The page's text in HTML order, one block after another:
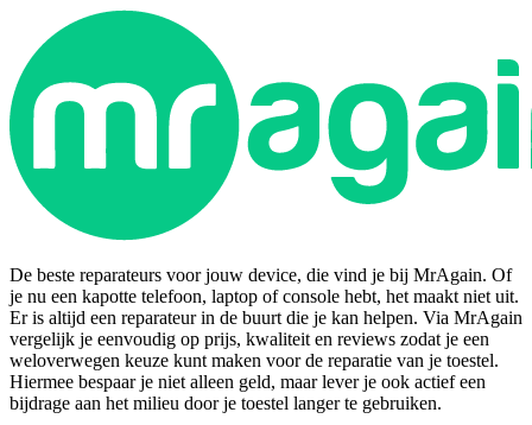
De beste reparateurs voor jouw device, die vind je bij MrAgain. Of
je nu een kapotte telefoon, laptop of console hebt, het maakt niet uit.
Er is altijd een reparateur in de buurt die je kan helpen. Via MrAgain
vergelijk je eenvoudig op prijs, kwaliteit en reviews zodat je een
weloverwegen keuze kunt maken voor de reparatie van je toestel.
Hiermee bespaar je niet alleen geld, maar lever je ook actief een
bijdrage aan het milieu door je toestel langer te gebruiken.